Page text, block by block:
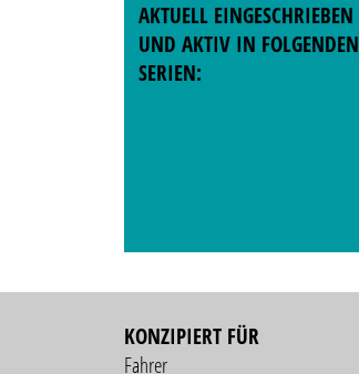
AKTUELL EINGESCHRIEBEN
UND AKTIV IN FOLGENDEN
SERIEN:
KONZIPIERT FÜR
Fahrer